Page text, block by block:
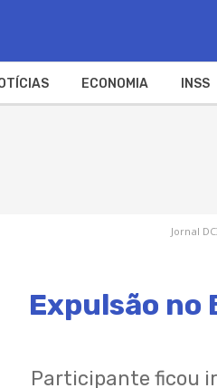
ECONOMIA INSS
Jornal
Expulsão no
Participante ficou